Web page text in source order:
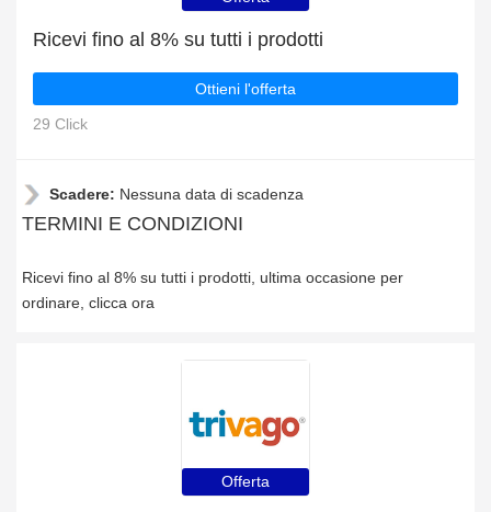
Ricevi fino al 8% su tutti i prodotti
Ottieni l'offerta
29 Click
Scadere: Nessuna data di scadenza
TERMINI E CONDIZIONI
Ricevi fino al 8% su tutti i prodotti, ultima occasione per
ordinare, clicca ora
Offerta